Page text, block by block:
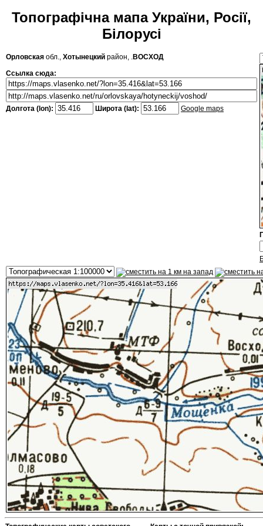
Топографічна мапа України, Росії,
Білорусі
Орловская обл., Хотынецкий район, .ВОСХОД
Ссылка сюда:
Долгота (lon): Широта (lat): Google maps